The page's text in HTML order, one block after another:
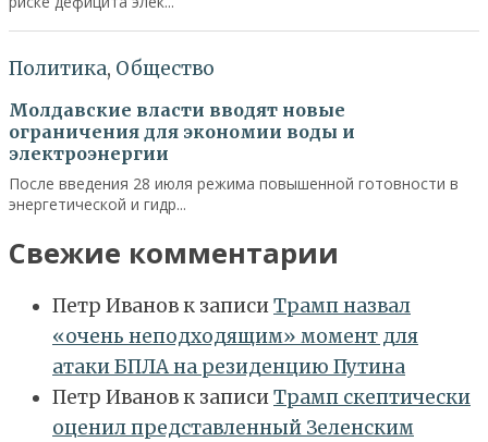
Свежие комментарии
Петр Ивановк записиТрамп назвал
«очень неподходящим» момент для
атаки БПЛА на резиденцию Путина
Петр Ивановк записиТрамп скептически
оценил представленный Зеленским